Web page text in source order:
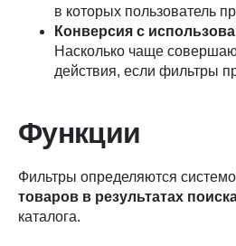
в которых пользователь
Конверсия с
Насколько чаще
действия, если фильтры
Функции
Фильтры определяются
товаров в результатах
каталога.